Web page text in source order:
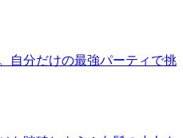
自分だけの最強パーティで挑